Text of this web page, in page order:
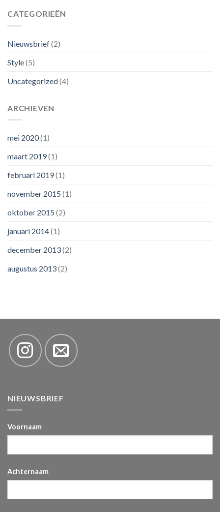
CATEGORIEËN
Nieuwsbrief(2)
Style(5)
Uncategorized(4)
ARCHIEVEN
mei 2020(1)
maart 2019(1)
februari 2019(1)
november 2015 (1)
oktober 2015 (2)
januari 2014(1)
december 2013(2)
augustus 2013(2)
NIEUWSBRIEF
Voornaam
Achternaam